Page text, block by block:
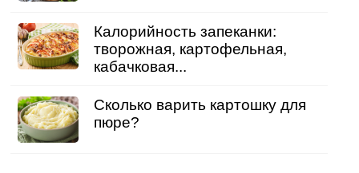
Калорийность запеканки:
творожная, картофельная,
кабачковая...
Сколько варить картошку для
пюре?